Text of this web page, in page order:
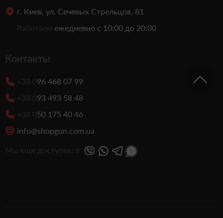
г. Киев, ул. Сечевых Стрельцов, 81
Работаем ежедневно с 10:00 до 20:00
Контакты
+38 096 468 07 99
+38 093 493 58 48
+38 050 175 40 46
info@shopgun.com.ua
Мы еще доступны в